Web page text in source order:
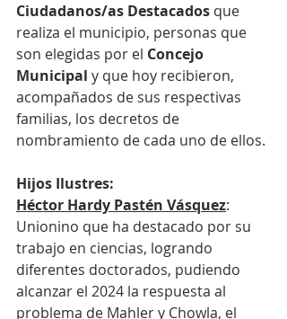
Ciudadanos/as Destacados que
realiza el municipio, personas que
son elegidas por el Concejo
Municipal y que hoy recibieron,
acompañados de sus respectivas
familias, los decretos de
nombramiento de cada uno de ellos.
Hijos Ilustres:
Héctor Hardy Pastén Vásquez:
Unionino que ha destacado por su
trabajo en ciencias, logrando
diferentes doctorados, pudiendo
alcanzar el 2024 la respuesta al
problema de Mahler y Chowla, el